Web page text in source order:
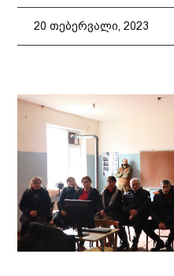
20 თებერვალი, 2023